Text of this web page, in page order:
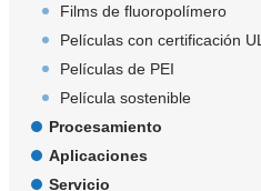
Films de fluoropolímero
Películas con certificación UL
Películas de PEI
Película sostenible
Procesamiento
Aplicaciones
Servicio